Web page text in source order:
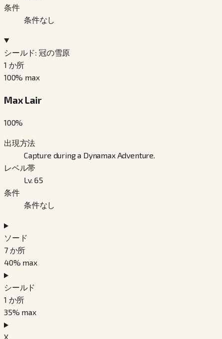
条件
条件なし
シールド: 冠の雪原
1 か所
100% max
Max Lair
100%
出現方法
Capture during a Dynamax Adventure.
レベル帯
Lv. 65
条件
条件なし
ソード
7 か所
40% max
シールド
1 か所
35% max
X